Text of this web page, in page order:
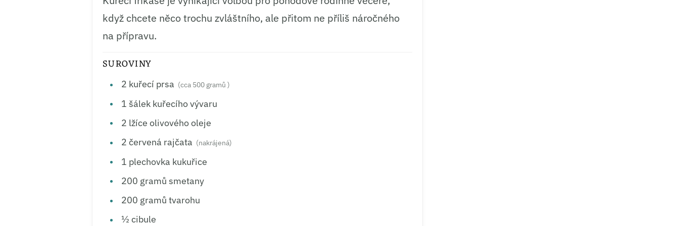
když chcete něco trochu zvláštního, ale přitom ne příliš náročného
na přípravu.
SUROVINY
2 kuřecí prsa (cca 500 gramů )
1 šálek kuřecího vývaru
2 lžíce olivového oleje
2 červená rajčata (nakrájená)
1 plechovka kukuřice
200 gramů smetany
200 gramů tvarohu
½ cibule